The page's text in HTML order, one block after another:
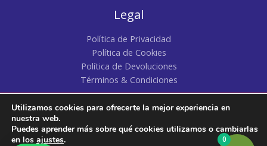
Legal
Política de Privacidad
Política de Cookies
Política de Devoluciones
Términos & Condiciones
Copyright © 2026 | Pacatty | Todos los Derechos
Reservados
Utilizamos cookies para ofrecerte la mejor experiencia en
nuestra web.
Puedes aprender más sobre qué cookies utilizamos o cambiarlas
en los ajustes. 0